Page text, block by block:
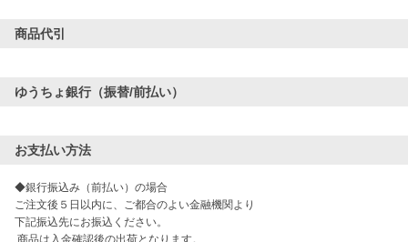
商品代引
ゆうちょ銀行（振替/前払い）
お支払い方法
◆銀行振込み（前払い）の場合
ご注文後５日以内に、ご都合のよい金融機関より
下記振込先にお振込ください。